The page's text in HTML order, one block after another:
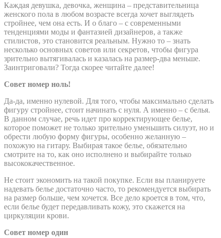
Каждая девушка, девочка, женщина – представительница
женского пола в любом возрасте всегда хочет выглядеть
стройнее, чем она есть. И о благо – с современными
тенденциями моды и фантазией дизайнеров, а также
стилистов, это становится реальным. Нужно то – знать
несколько основных советов или секретов, чтобы фигура
зрительно вытягивалась и казалась на размер-два меньше.
Заинтриговали? Тогда скорее читайте далее!
Совет номер ноль!
Да-да, именно нулевой. Для того, чтобы максимально сделать
фигуру стройнее, стоит начинать с нуля. А именно – с белья.
В данном случае, речь идет про корректирующее белье,
которое поможет не только зрительно уменьшить силуэт, но и
обрести любую форму фигуры, особенно желанную –
похожую на гитару. Выбирая такое белье, обязательно
смотрите на то, как оно исполнено и выбирайте только
высококачественное.
Не стоит экономить на такой покупке. Если вы планируете
надевать белье достаточно часто, то рекомендуется выбирать
на размер больше, чем хочется. Все дело кроется в том, что,
если белье будет передавливать кожу, это скажется на
циркуляции крови.
Совет номер один